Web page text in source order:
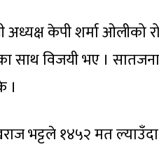
केपी शर्मा ओलीको
साथ विजयी भए ।
।
भट्टले १४५२ मत